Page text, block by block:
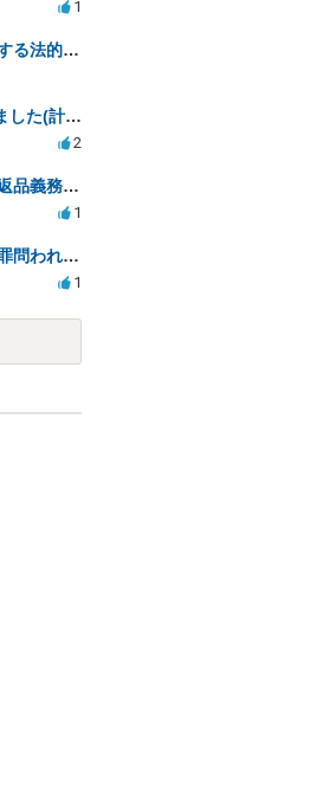
1
出金アプリでの投資詐欺に対する法的措置への対応方法は？
snsにてチケット詐欺に遭いました(計40万程度)。開示請求や今後の対応について質問したいです。
2
商品の瑕疵に基づく訴訟での返品義務の有無について教えてください
1
新聞契約解除で偽計業務妨害罪問われる可能性は？
1